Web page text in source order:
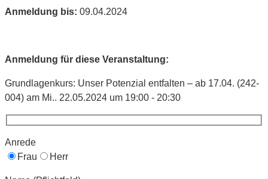
Anmeldung bis: 09.04.2024
Anmeldung für diese Veranstaltung:
Grundlagenkurs: Unser Potenzial entfalten – ab 17.04. (242-
004) am Mi.. 22.05.2024 um 19:00 - 20:30
Anrede
Frau
Herr